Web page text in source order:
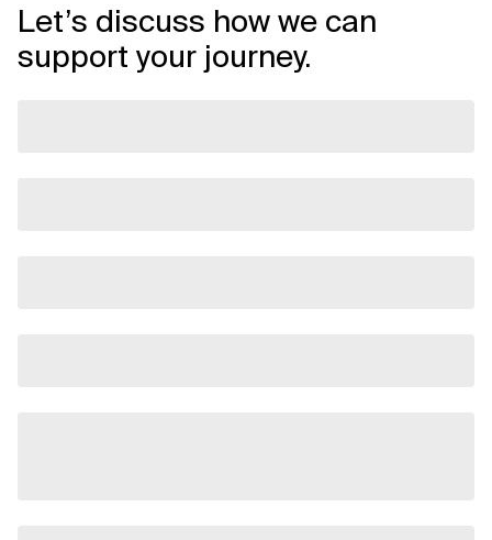
Let’s discuss how we can
support your journey.